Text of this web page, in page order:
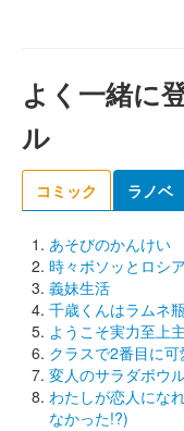
よく一緒に
ル
コミック ラノベ
あそびのかんけい
時々ボソッとロシ
義妹生活
千歳くんはラムネ
ようこそ実力至上
クラスで2番目に
変人のサラダボウ
わたしが恋人にな
なかった!?)